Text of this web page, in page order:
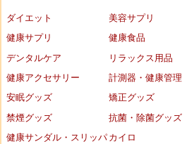
ダイエット
美容サプリ
健康サプリ
健康食品
デンタルケア
リラックス用品
健康アクセサリー
計測器・健康管理
安眠グッズ
矯正グッズ
禁煙グッズ
抗菌・除菌グッズ
健康サンダル・スリッパ カイロ